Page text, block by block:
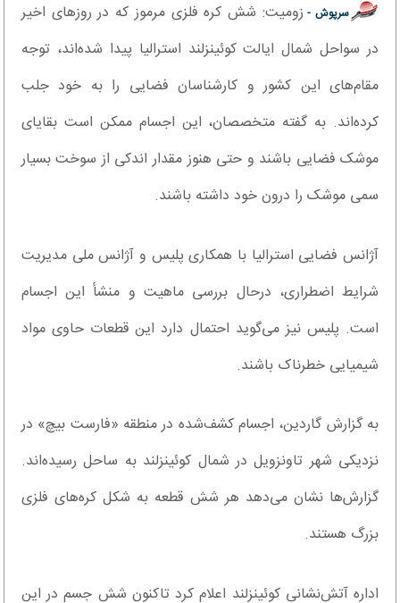
سرپوش - زومیت: شش کره فلزی مرموز که در روزهای اخیر
در سواحل شمال ایالت کوئینزلند استرالیا پیدا شده‌اند، توجه
مقام‌های این کشور و کارشناسان فضایی را به خود جلب
کرده‌اند. به گفته متخصصان، این اجسام ممکن است بقایای
موشک فضایی باشند و حتی هنوز مقدار اندکی از سوخت بسیار
سمی موشک را درون خود داشته باشند.
آژانس فضایی استرالیا با همکاری پلیس و آژانس ملی مدیریت
شرایط اضطراری، درحال بررسی ماهیت و منشأ این اجسام
است. پلیس نیز می‌گوید احتمال دارد این قطعات حاوی مواد
شیمیایی خطرناک باشند.
به گزارش گاردین، اجسام کشف‌شده در منطقه «فارست بیچ» در
نزدیکی شهر تاونزویل در شمال کوئینزلند به ساحل رسیده‌اند.
گزارش‌ها نشان می‌دهد هر شش قطعه به شکل کره‌های فلزی
بزرگ هستند.
اداره آتش‌نشانی کوئینزلند اعلام کرد تاکنون شش جسم در این